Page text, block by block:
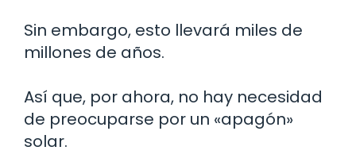
Sin embargo, esto llevará miles de
millones de años.
Así que, por ahora, no hay necesidad
de preocuparse por un «apagón»
solar.